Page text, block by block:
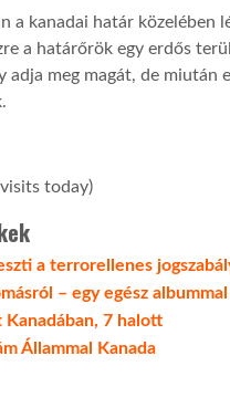
a kanadai határ közelében
a határőrök egy erdős
adja meg magát, de miután
today)
a terrorellenes
– egy egész albummal
Kanadában, 7 halott
Állammal Kanada